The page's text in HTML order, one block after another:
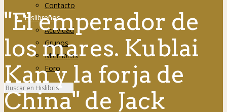
Contacto
Hislibreños
Actividad
Grupos
Miembros
Foro
"El emperador de
los mares. Kublai
Kan y la forja de
China" de Jack